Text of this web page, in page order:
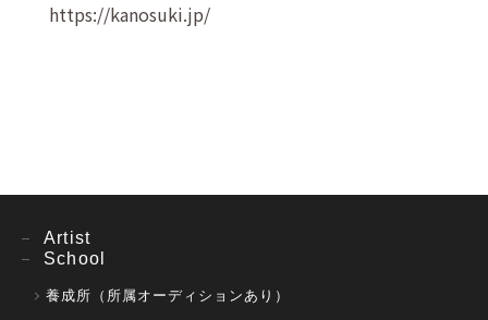
https://kanosuki.jp/
Artist
School
養成所（所属オーディションあり）